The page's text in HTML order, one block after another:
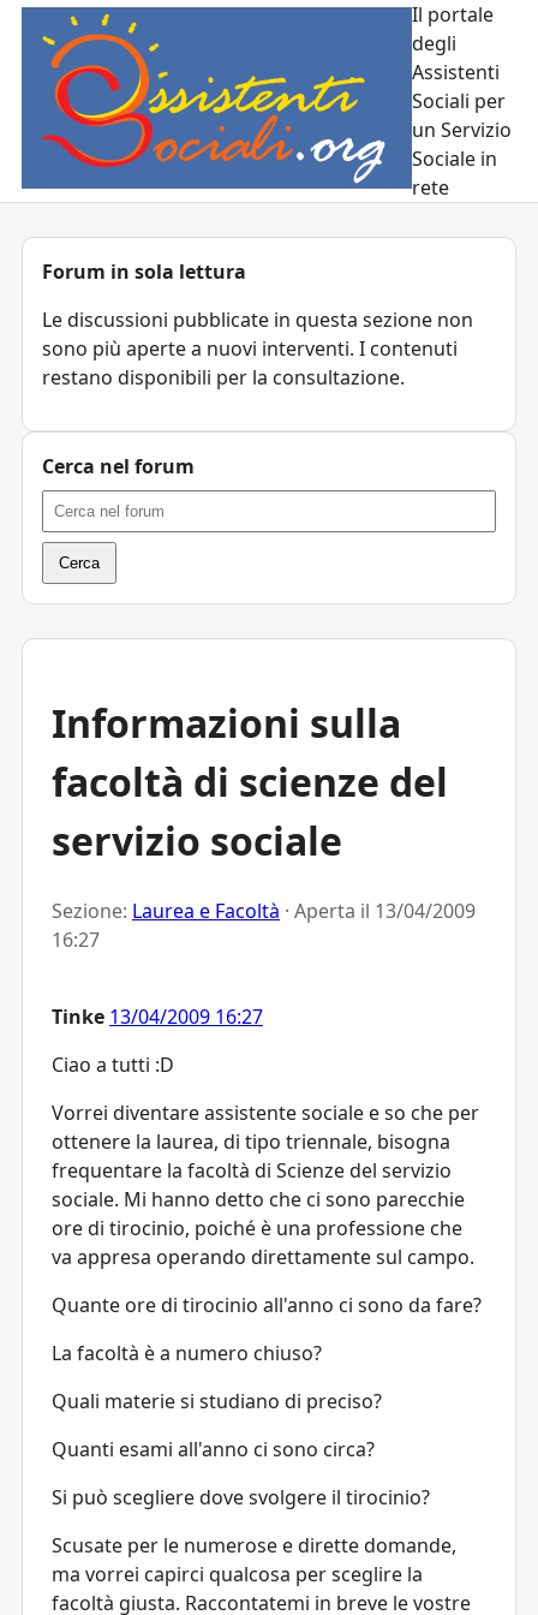
Il portale
degli
Assistenti
Sociali per
un Servizio
Sociale in
rete
Informazioni sulla
facoltà di scienze del
servizio sociale
Sezione: Laurea e Facoltà · Aperta il 13/04/2009
16:27
Tinke 13/04/2009 16:27
Ciao a tutti :D
Vorrei diventare assistente sociale e so che per
ottenere la laurea, di tipo triennale, bisogna
frequentare la facoltà di Scienze del servizio
sociale. Mi hanno detto che ci sono parecchie
ore di tirocinio, poiché è una professione che
va appresa operando direttamente sul campo.
Quante ore di tirocinio all'anno ci sono da fare?
La facoltà è a numero chiuso?
Quali materie si studiano di preciso?
Quanti esami all'anno ci sono circa?
Si può scegliere dove svolgere il tirocinio?
Scusate per le numerose e dirette domande,
ma vorrei capirci qualcosa per sceglire la
facoltà giusta. Raccontatemi in breve le vostre
Forum in sola lettura
Le discussioni pubblicate in questa sezione non
sono più aperte a nuovi interventi. I contenuti
restano disponibili per la consultazione.
Cerca nel forum
Cerca